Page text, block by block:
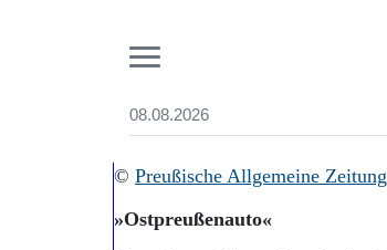
08.08.2026
Start
Aktuelle Ausgabe
Suchen und finden
© Preußische Allgemeine Zeitung
»Ostpreußenauto«